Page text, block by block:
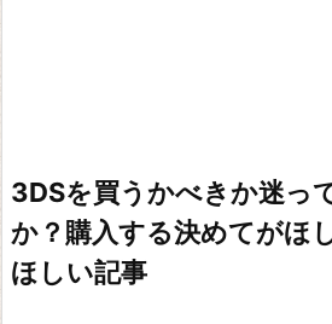
3DSを買うかべきか迷っ
か？購入する決めてがほ
ほしい記事